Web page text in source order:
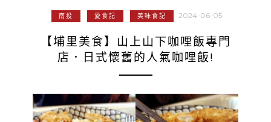
南投 愛食記 美味食記 2024-06-05
【埔里美食】山上山下咖哩飯專門
店．日式懷舊的人氣咖哩飯!